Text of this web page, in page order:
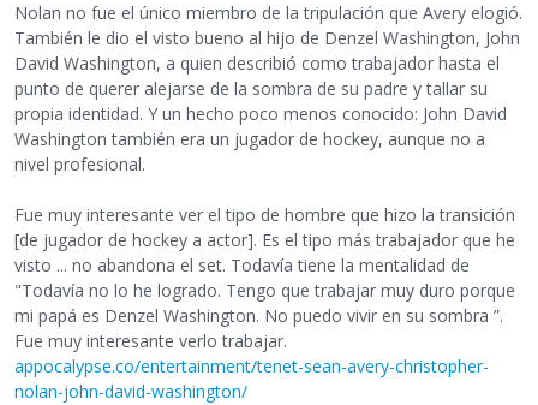
Nolan no fue el único miembro de la tripulación que Avery elogió.
También le dio el visto bueno al hijo de Denzel Washington, John
David Washington, a quien describió como trabajador hasta el
punto de querer alejarse de la sombra de su padre y tallar su
propia identidad. Y un hecho poco menos conocido: John David
Washington también era un jugador de hockey, aunque no a
nivel profesional.
Fue muy interesante ver el tipo de hombre que hizo la transición
[de jugador de hockey a actor]. Es el tipo más trabajador que he
visto ... no abandona el set. Todavía tiene la mentalidad de
"Todavía no lo he logrado. Tengo que trabajar muy duro porque
mi papá es Denzel Washington. No puedo vivir en su sombra ”.
Fue muy interesante verlo trabajar.
appocalypse.co/entertainment/tenet-sean-avery-christopher-
nolan-john-david-washington/